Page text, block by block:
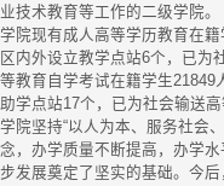
业技术教育等工作的二级学院。
学院现有成人高等学历教育在
区内外设立教学点站6个，已为
等教育自学考试在籍学生21849
助学点站17个，已为社会输送
学院坚持“以人为本、服务社会
念，办学质量不断提高，办学
步发展奠定了坚实的基础。今